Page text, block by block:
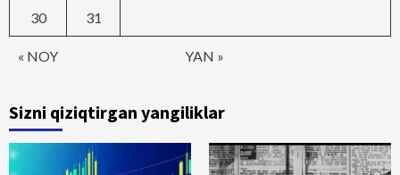
« NOY YAN »
30 31
Sizni qiziqtirgan yangiliklar